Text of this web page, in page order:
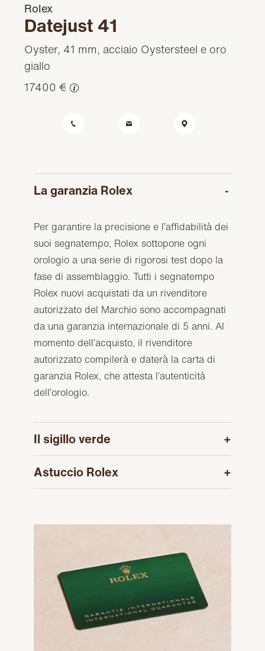
Rolex
Datejust 41
Oyster, 41 mm, acciaio Oystersteel e oro
giallo
17400 €
La garanzia Rolex
Per garantire la precisione e l’affidabilità dei
suoi segnatempo, Rolex sottopone ogni
orologio a una serie di rigorosi test dopo la
fase di assemblaggio. Tutti i segnatempo
Rolex nuovi acquistati da un rivenditore
autorizzato del Marchio sono accompagnati
da una garanzia internazionale di 5 anni. Al
momento dell’acquisto, il rivenditore
autorizzato compilerà e daterà la carta di
garanzia Rolex, che attesta l’autenticità
dell’orologio.
Il sigillo verde
Astuccio Rolex